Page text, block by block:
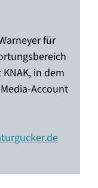
für
in dem
Account